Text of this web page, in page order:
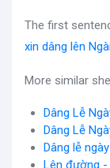
The first
xin dâng lên
More similar
Dâng Lễ
Dâng Lễ
Dâng lễ
Lên đường -